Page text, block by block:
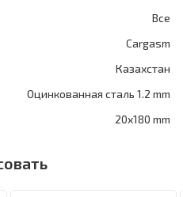
Все
Cargasm
Казахстан
Оцинкованная сталь 1.2 mm
20x180 mm